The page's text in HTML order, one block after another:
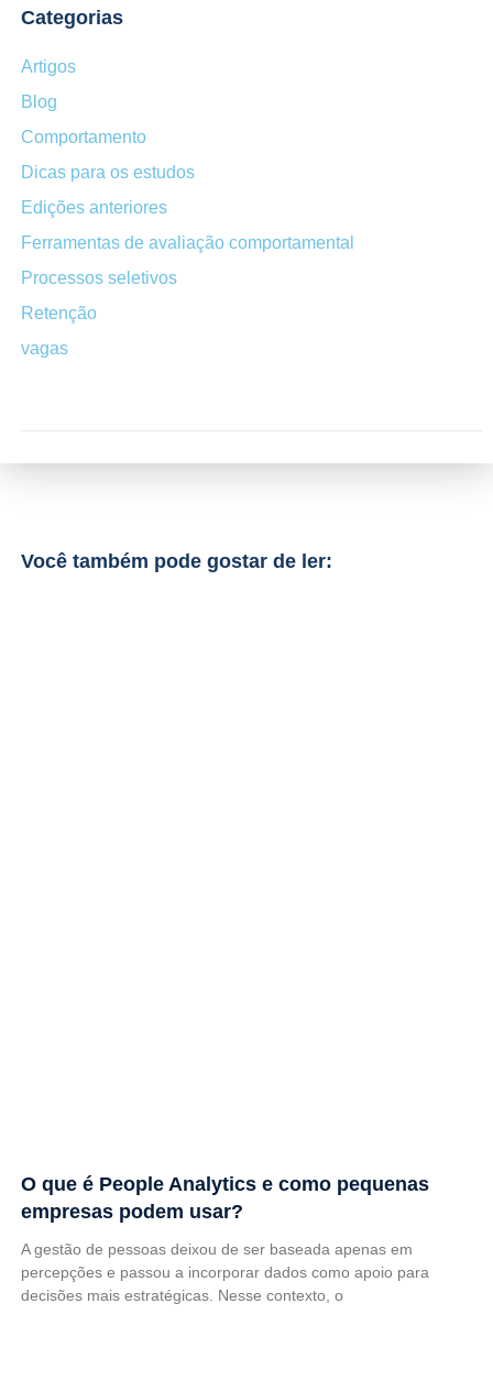
Categorias
Artigos
Blog
Comportamento
Dicas para os estudos
Edições anteriores
Ferramentas de avaliação comportamental
Processos seletivos
Retenção
vagas
Você também pode gostar de ler:
O que é People Analytics e como pequenas
empresas podem usar?
A gestão de pessoas deixou de ser baseada apenas em
percepções e passou a incorporar dados como apoio para
decisões mais estratégicas. Nesse contexto, o